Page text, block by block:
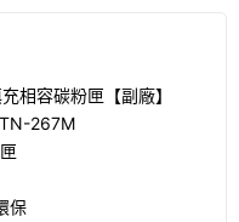
相容碳粉匣【副廠】
267M
保